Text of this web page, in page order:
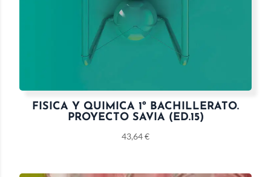
FISICA Y QUIMICA 1º BACHILLERATO.
PROYECTO SAVIA (ED.15)
43,64€